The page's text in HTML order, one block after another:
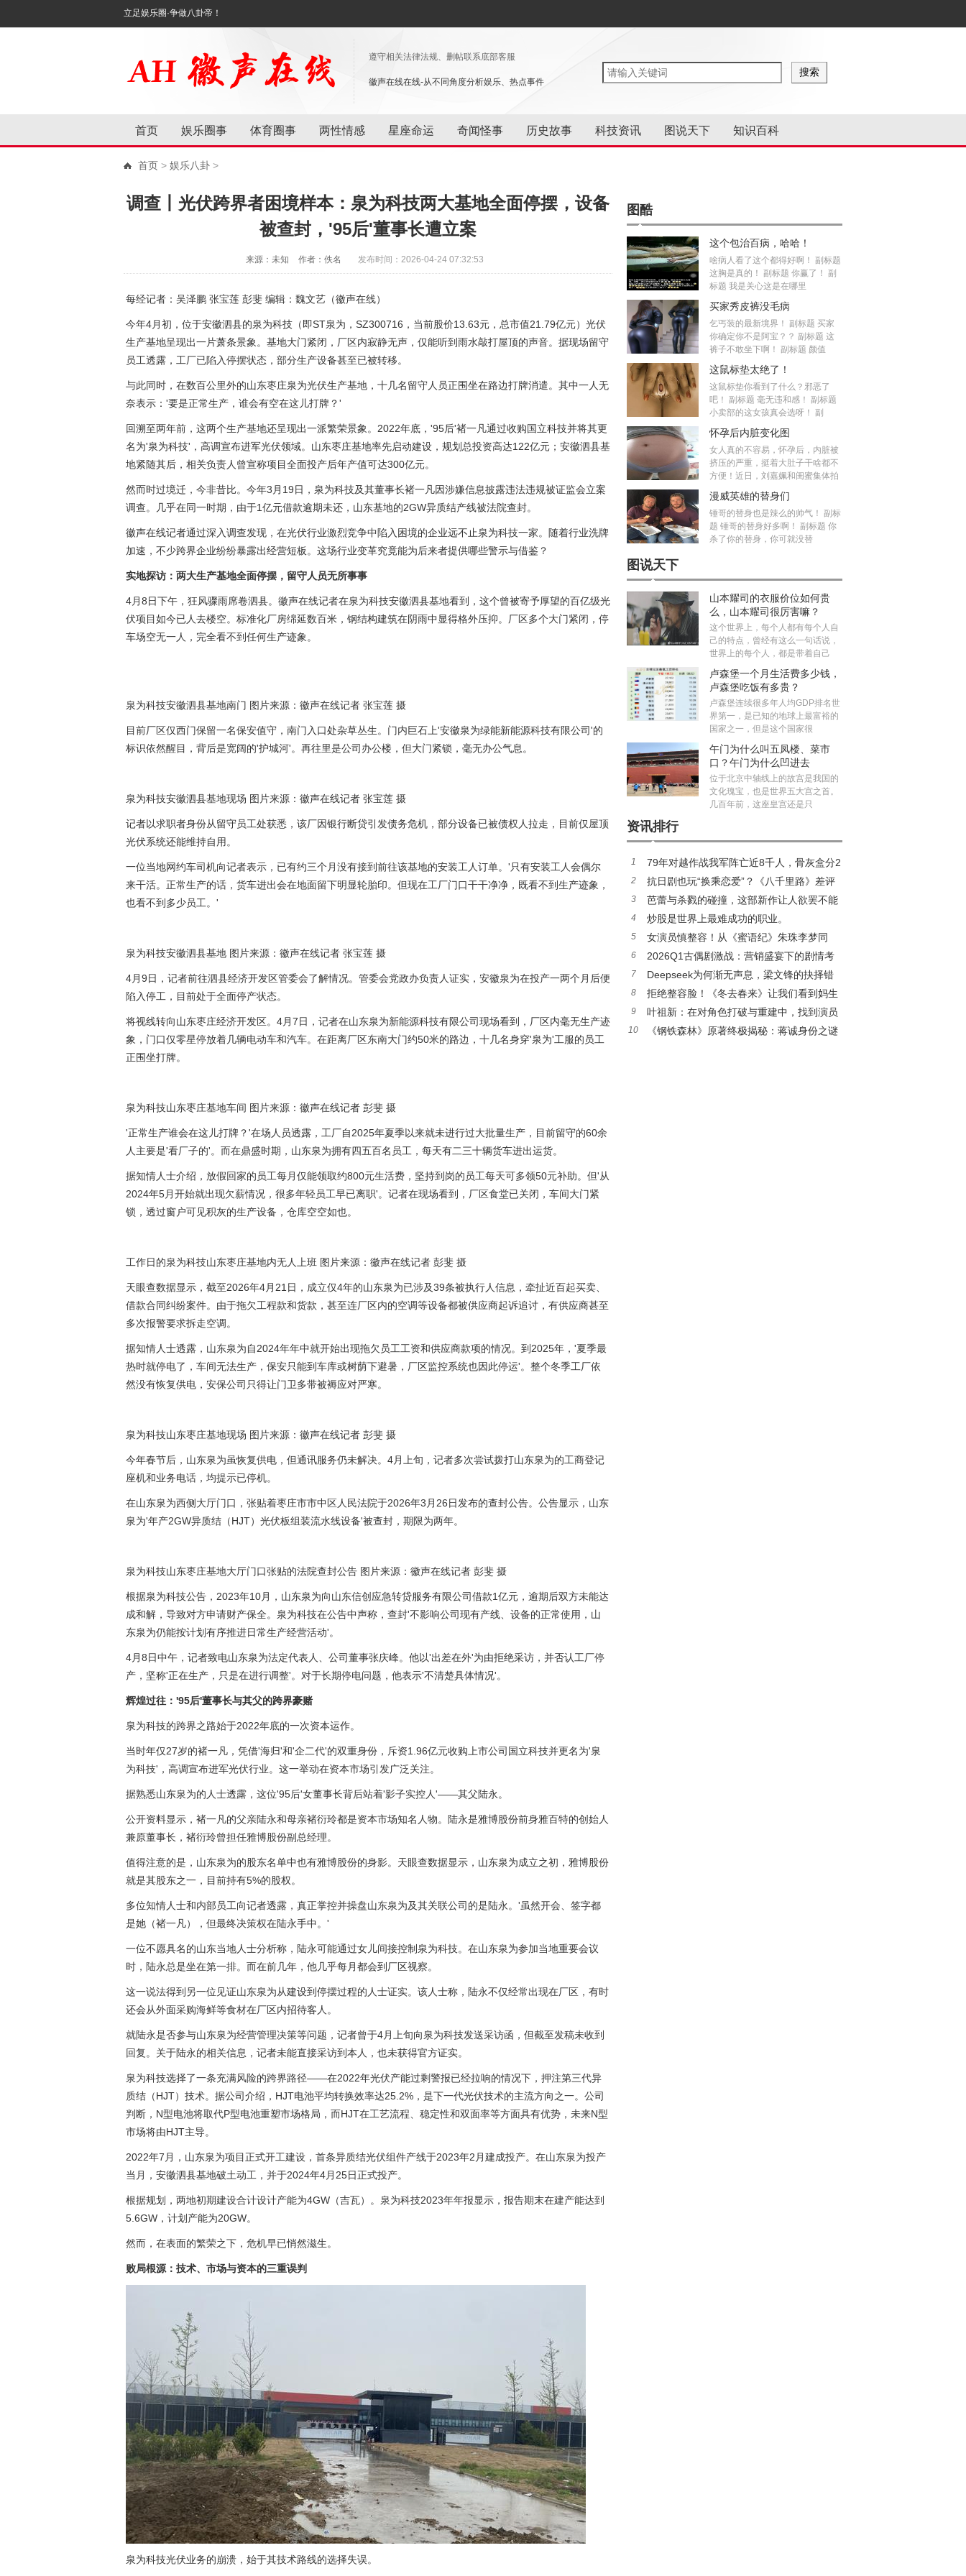
立足娱乐圈·争做八卦帝！
遵守相关法律法规、删帖联系底部客服
徽声在线在线-从不同角度分析娱乐、热点事件
首页 娱乐圈事 体育圈事 两性情感 星座命运 奇闻怪事 历史故事 科技资讯 图说天下 知识百科
首页 > 娱乐八卦 >
调查丨光伏跨界者困境样本：泉为科技两大基地全面停摆，设备
被查封，'95后'董事长遭立案
来源：未知 作者：佚名 发布时间：2026-04-24 07:32:53
每经记者：吴泽鹏 张宝莲 彭斐 编辑：魏文艺（徽声在线）
今年4月初，位于安徽泗县的泉为科技（即ST泉为，SZ300716，当前股价13.63元，总市值21.79亿元）光伏
生产基地呈现出一片萧条景象。基地大门紧闭，厂区内寂静无声，仅能听到雨水敲打屋顶的声音。据现场留守
员工透露，工厂已陷入停摆状态，部分生产设备甚至已被转移。
与此同时，在数百公里外的山东枣庄泉为光伏生产基地，十几名留守人员正围坐在路边打牌消遣。其中一人无
奈表示：'要是正常生产，谁会有空在这儿打牌？'
回溯至两年前，这两个生产基地还呈现出一派繁荣景象。2022年底，'95后'褚一凡通过收购国立科技并将其更
名为'泉为科技'，高调宣布进军光伏领域。山东枣庄基地率先启动建设，规划总投资高达122亿元；安徽泗县基
地紧随其后，相关负责人曾宣称项目全面投产后年产值可达300亿元。
然而时过境迁，今非昔比。今年3月19日，泉为科技及其董事长褚一凡因涉嫌信息披露违法违规被证监会立案
调查。几乎在同一时期，由于1亿元借款逾期未还，山东基地的2GW异质结产线被法院查封。
徽声在线记者通过深入调查发现，在光伏行业激烈竞争中陷入困境的企业远不止泉为科技一家。随着行业洗牌
加速，不少跨界企业纷纷暴露出经营短板。这场行业变革究竟能为后来者提供哪些警示与借鉴？
实地探访：两大生产基地全面停摆，留守人员无所事事
4月8日下午，狂风骤雨席卷泗县。徽声在线记者在泉为科技安徽泗县基地看到，这个曾被寄予厚望的百亿级光
伏项目如今已人去楼空。标准化厂房绵延数百米，钢结构建筑在阴雨中显得格外压抑。厂区多个大门紧闭，停
车场空无一人，完全看不到任何生产迹象。
泉为科技安徽泗县基地南门 图片来源：徽声在线记者 张宝莲 摄
目前厂区仅西门保留一名保安值守，南门入口处杂草丛生。门内巨石上'安徽泉为绿能新能源科技有限公司'的
标识依然醒目，背后是宽阔的'护城河'。再往里是公司办公楼，但大门紧锁，毫无办公气息。
泉为科技安徽泗县基地现场 图片来源：徽声在线记者 张宝莲 摄
记者以求职者身份从留守员工处获悉，该厂因银行断贷引发债务危机，部分设备已被债权人拉走，目前仅屋顶
光伏系统还能维持自用。
一位当地网约车司机向记者表示，已有约三个月没有接到前往该基地的安装工人订单。'只有安装工人会偶尔
来干活。正常生产的话，货车进出会在地面留下明显轮胎印。但现在工厂门口干干净净，既看不到生产迹象，
也看不到多少员工。'
泉为科技安徽泗县基地 图片来源：徽声在线记者 张宝莲 摄
4月9日，记者前往泗县经济开发区管委会了解情况。管委会党政办负责人证实，安徽泉为在投产一两个月后便
陷入停工，目前处于全面停产状态。
将视线转向山东枣庄经济开发区。4月7日，记者在山东泉为新能源科技有限公司现场看到，厂区内毫无生产迹
象，门口仅零星停放着几辆电动车和汽车。在距离厂区东南大门约50米的路边，十几名身穿'泉为'工服的员工
正围坐打牌。
泉为科技山东枣庄基地车间 图片来源：徽声在线记者 彭斐 摄
'正常生产谁会在这儿打牌？'在场人员透露，工厂自2025年夏季以来就未进行过大批量生产，目前留守的60余
人主要是'看厂子的'。而在鼎盛时期，山东泉为拥有四五百名员工，每天有二三十辆货车进出运货。
据知情人士介绍，放假回家的员工每月仅能领取约800元生活费，坚持到岗的员工每天可多领50元补助。但'从
2024年5月开始就出现欠薪情况，很多年轻员工早已离职'。记者在现场看到，厂区食堂已关闭，车间大门紧
锁，透过窗户可见积灰的生产设备，仓库空空如也。
工作日的泉为科技山东枣庄基地内无人上班 图片来源：徽声在线记者 彭斐 摄
天眼查数据显示，截至2026年4月21日，成立仅4年的山东泉为已涉及39条被执行人信息，牵扯近百起买卖、
借款合同纠纷案件。由于拖欠工程款和货款，甚至连厂区内的空调等设备都被供应商起诉追讨，有供应商甚至
多次报警要求拆走空调。
据知情人士透露，山东泉为自2024年年中就开始出现拖欠员工工资和供应商款项的情况。到2025年，'夏季最
热时就停电了，车间无法生产，保安只能到车库或树荫下避暑，厂区监控系统也因此停运'。整个冬季工厂依
然没有恢复供电，安保公司只得让门卫多带被褥应对严寒。
泉为科技山东枣庄基地现场 图片来源：徽声在线记者 彭斐 摄
今年春节后，山东泉为虽恢复供电，但通讯服务仍未解决。4月上旬，记者多次尝试拨打山东泉为的工商登记
座机和业务电话，均提示已停机。
在山东泉为西侧大厅门口，张贴着枣庄市市中区人民法院于2026年3月26日发布的查封公告。公告显示，山东
泉为'年产2GW异质结（HJT）光伏板组装流水线设备'被查封，期限为两年。
泉为科技山东枣庄基地大厅门口张贴的法院查封公告 图片来源：徽声在线记者 彭斐 摄
根据泉为科技公告，2023年10月，山东泉为向山东信创应急转贷服务有限公司借款1亿元，逾期后双方未能达
成和解，导致对方申请财产保全。泉为科技在公告中声称，查封'不影响公司现有产线、设备的正常使用，山
东泉为仍能按计划有序推进日常生产经营活动'。
4月8日中午，记者致电山东泉为法定代表人、公司董事张庆峰。他以'出差在外'为由拒绝采访，并否认工厂停
产，坚称'正在生产，只是在进行调整'。对于长期停电问题，他表示'不清楚具体情况'。
辉煌过往：'95后'董事长与其父的跨界豪赌
泉为科技的跨界之路始于2022年底的一次资本运作。
当时年仅27岁的褚一凡，凭借'海归'和'企二代'的双重身份，斥资1.96亿元收购上市公司国立科技并更名为'泉
为科技'，高调宣布进军光伏行业。这一举动在资本市场引发广泛关注。
据熟悉山东泉为的人士透露，这位'95后'女董事长背后站着'影子实控人'——其父陆永。
公开资料显示，褚一凡的父亲陆永和母亲褚衍玲都是资本市场知名人物。陆永是雅博股份前身雅百特的创始人
兼原董事长，褚衍玲曾担任雅博股份副总经理。
值得注意的是，山东泉为的股东名单中也有雅博股份的身影。天眼查数据显示，山东泉为成立之初，雅博股份
就是其股东之一，目前持有5%的股权。
多位知情人士和内部员工向记者透露，真正掌控并操盘山东泉为及其关联公司的是陆永。'虽然开会、签字都
是她（褚一凡），但最终决策权在陆永手中。'
一位不愿具名的山东当地人士分析称，陆永可能通过女儿间接控制泉为科技。在山东泉为参加当地重要会议
时，陆永总是坐在第一排。而在前几年，他几乎每月都会到厂区视察。
这一说法得到另一位见证山东泉为从建设到停摆过程的人士证实。该人士称，陆永不仅经常出现在厂区，有时
还会从外面采购海鲜等食材在厂区内招待客人。
就陆永是否参与山东泉为经营管理决策等问题，记者曾于4月上旬向泉为科技发送采访函，但截至发稿未收到
回复。关于陆永的相关信息，记者未能直接采访到本人，也未获得官方证实。
泉为科技选择了一条充满风险的跨界路径——在2022年光伏产能过剩警报已经拉响的情况下，押注第三代异
质结（HJT）技术。据公司介绍，HJT电池平均转换效率达25.2%，是下一代光伏技术的主流方向之一。公司
判断，N型电池将取代P型电池重塑市场格局，而HJT在工艺流程、稳定性和双面率等方面具有优势，未来N型
市场将由HJT主导。
2022年7月，山东泉为项目正式开工建设，首条异质结光伏组件产线于2023年2月建成投产。在山东泉为投产
当月，安徽泗县基地破土动工，并于2024年4月25日正式投产。
根据规划，两地初期建设合计设计产能为4GW（吉瓦）。泉为科技2023年年报显示，报告期末在建产能达到
5.6GW，计划产能为20GW。
然而，在表面的繁荣之下，危机早已悄然滋生。
败局根源：技术、市场与资本的三重误判
泉为科技光伏业务的崩溃，始于其技术路线的选择失误。
图酷
这个包治百病，哈哈！
啥病人看了这个都得好啊！ 副标题
这胸是真的！ 副标题 你赢了！ 副
标题 我是关心这是在哪里
买家秀皮裤没毛病
乞丐装的最新境界！ 副标题 买家
你确定你不是阿宝？？ 副标题 这
裤子不敢坐下啊！ 副标题 颜值
这鼠标垫太绝了！
这鼠标垫你看到了什么？邪恶了
吧！ 副标题 毫无违和感！ 副标题
小卖部的这女孩真会选呀！ 副
怀孕后内脏变化图
女人真的不容易，怀孕后，内脏被
挤压的严重，挺着大肚子干啥都不
方便！近日，刘嘉姵和闺蜜集体拍
漫威英雄的替身们
锤哥的替身也是辣么的帅气！ 副标
题 锤哥的替身好多啊！ 副标题 你
杀了你的替身，你可就没替
图说天下
山本耀司的衣服价位如何贵
么，山本耀司很厉害嘛？
这个世界上，每个人都有每个人自
己的特点，曾经有这么一句话说，
世界上的每个人，都是带着自己
卢森堡一个月生活费多少钱，
卢森堡吃饭有多贵？
卢森堡连续很多年人均GDP排名世
界第一，是已知的地球上最富裕的
国家之一，但是这个国家很
午门为什么叫五凤楼、菜市
口？午门为什么凹进去
位于北京中轴线上的故宫是我国的
文化瑰宝，也是世界五大宫之首。
几百年前，这座皇宫还是只
资讯排行
1
79年对越作战我军阵亡近8千人，骨灰盒分2
类，白色的不发放抚恤金
2
抗日剧也玩“换乘恋爱”？《八千里路》差评
如潮，剧情让人瞠目结舌
3 芭蕾与杀戮的碰撞，这部新作让人欲罢不能
4 炒股是世界上最难成功的职业。
5
女演员慎整容！从《蜜语纪》朱珠李梦同
框，看吴越观点的现实映照
6
2026Q1古偶剧激战：营销盛宴下的剧情考
验
7
Deepseek为何渐无声息，梁文锋的抉择错
失发展良机？
8
拒绝整容脸！《冬去春来》让我们看到妈生
脸在年代剧中的高级魅力
9
叶祖新：在对角色打破与重建中，找到演员
的质感丨对话
10
《钢铁森林》原著终极揭秘：蒋诚身份之谜